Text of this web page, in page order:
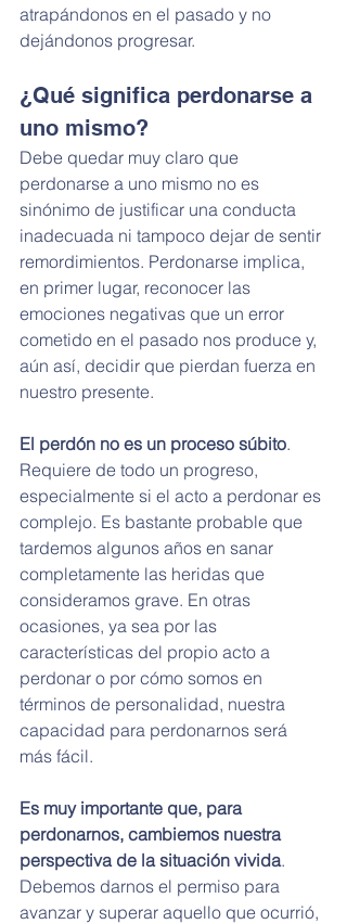
atrapándonos en el pasado y no
dejándonos progresar.
¿Qué significa perdonarse a
uno mismo?
Debe quedar muy claro que
perdonarse a uno mismo no es
sinónimo de justificar una conducta
inadecuada ni tampoco dejar de sentir
remordimientos. Perdonarse implica,
en primer lugar, reconocer las
emociones negativas que un error
cometido en el pasado nos produce y,
aún así, decidir que pierdan fuerza en
nuestro presente.
El perdón no es un proceso súbito.
Requiere de todo un progreso,
especialmente si el acto a perdonar es
complejo. Es bastante probable que
tardemos algunos años en sanar
completamente las heridas que
consideramos grave. En otras
ocasiones, ya sea por las
características del propio acto a
perdonar o por cómo somos en
términos de personalidad, nuestra
capacidad para perdonarnos será
más fácil.
Es muy importante que, para
perdonarnos, cambiemos nuestra
perspectiva de la situación vivida.
Debemos darnos el permiso para
avanzar y superar aquello que ocurrió,